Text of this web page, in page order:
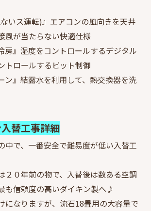
いス運転)』エアコンの風向きを天井
風が当たらない快適仕様
房』湿度をコントロールするデジタル
トロールするピット制御
ン』結露水を利用して、熱交換器を洗
替工事詳細
中で、一番安全で難易度が低い入替工
２０年前の物で、入替後は数ある空調
も信頼度の高いダイキン製へ♪
になりますが、流石18畳用の大容量で